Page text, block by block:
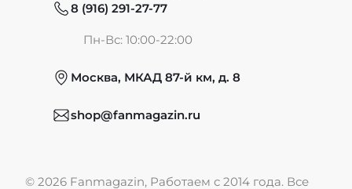
Обмен и возврат
8 (916) 291-27-77
Пн-Вс: 10:00-22:00
Москва, МКАД 87-й км, д. 8
shop@fanmagazin.ru
© 2026 Fanmagazin, Работаем с 2014 года. Все